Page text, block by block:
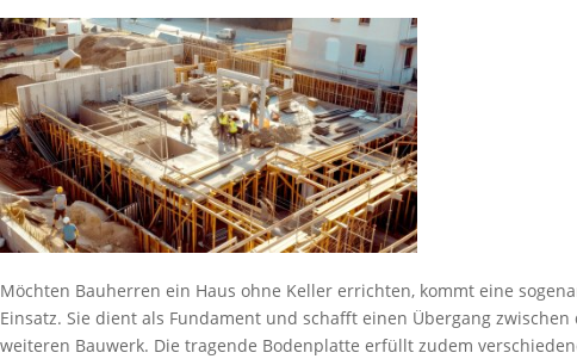
Möchten Bauherren ein Haus ohne Keller errichten, kommt eine
Einsatz. Sie dient als Fundament und schafft einen Übergang
weiteren Bauwerk. Die tragende Bodenplatte erfüllt zudem